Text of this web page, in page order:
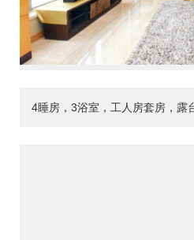
4睡房，3浴室，工人房套房，露